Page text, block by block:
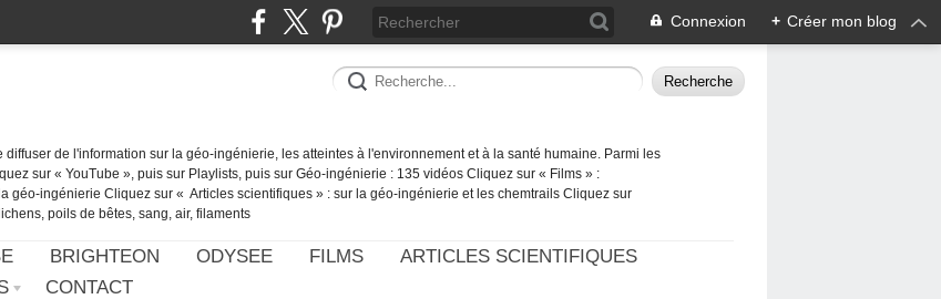
Connexion + Créer mon blog
diffuser de l'information sur la géo-ingénierie, les atteintes à l'environnement et à la santé humaine. Parmi les
sur « YouTube », puis sur Playlists, puis sur Géo-ingénierie : 135 vidéos Cliquez sur « Films » :
géo-ingénierie Cliquez sur « Articles scientifiques » : sur la géo-ingénierie et les chemtrails Cliquez sur
poils de bêtes, sang, air, filaments
BRIGHTEON ODYSEE FILMS
ARTICLES SCIENTIFIQUES
CONTACT